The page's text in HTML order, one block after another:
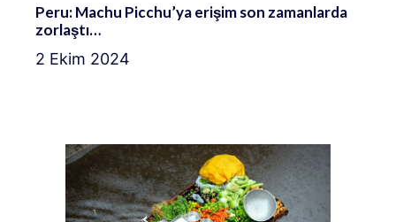
Peru: Machu Picchu’ya erişim son zamanlarda
zorlaştı…
2 Ekim 2024